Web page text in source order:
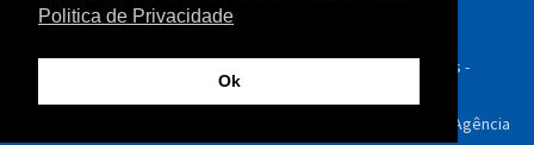
© A Gazeta de Dourados 2025 - Todos os direitos reservados -
GTW Agência
Politica de Privacidade
Ok